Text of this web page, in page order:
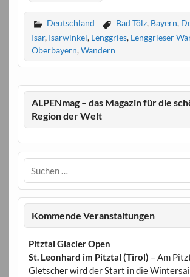
Deutschland Bad Tölz, Bayern,
Isar, Isarwinkel, Lenggries, Lenggrieser
Oberbayern,Wandern
ALPENmag – das Magazin für die
Region der Welt
Kommende Veranstaltungen
Pitztal Glacier Open
St. Leonhard im Pitztal (Tirol) – Am
Gletscher wird der Start in die